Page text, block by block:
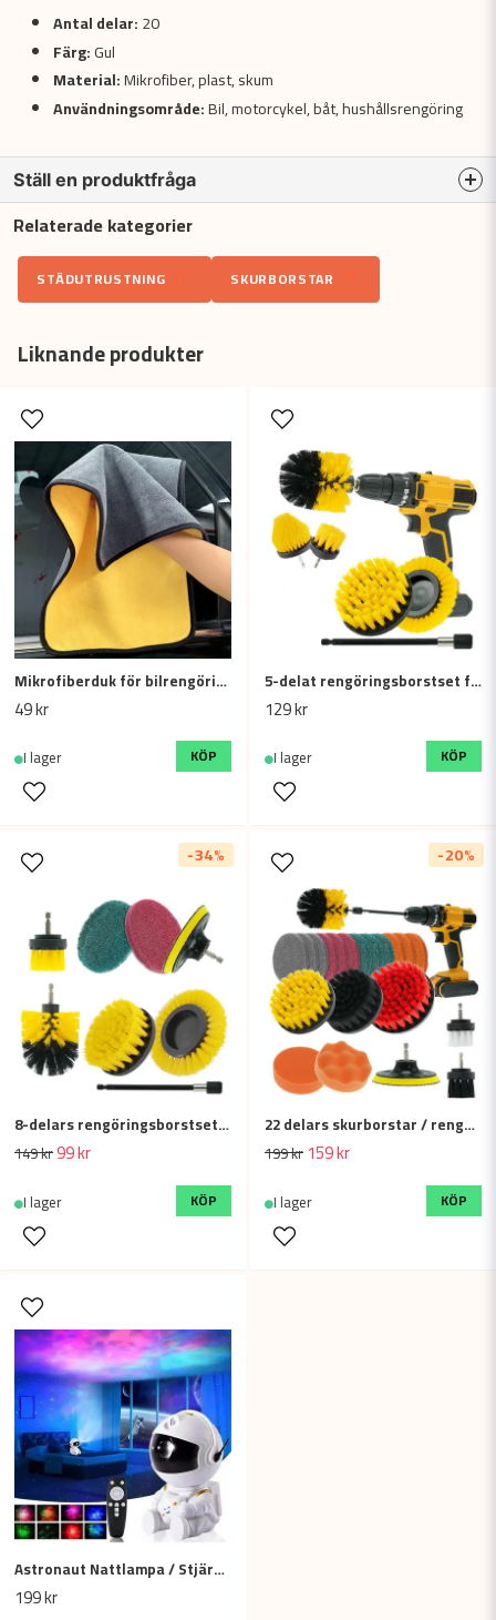
Liknande produkter
Mikrofiberduk för bilrengöring – Tjock, dubbelsidig, 30x30 cm, gul
49 kr
I lager KÖP
5-delat rengöringsborstset för borrmaskin – Effektiv rengöring för hem, bil och badrum
129 kr
I lager KÖP
8-delars rengöringsborstset för borrmaskin
149 kr99 kr
I lager KÖP
-34%
22 delars skurborstar / rengöringsborstar till skruvdragare & borrmaskin
199 kr 159 kr
I lager KÖP
-20%
Astronaut Nattlampa / Stjärnprojektor Galaxylampa - Stjärnhimmel
199 kr
Antal delar:20
Färg:Gul
Material:Mikrofiber, plast, skum
Användningsområde:Bil, motorcykel, båt, hushållsrengöring
Ställ en produktfråga
question
Fråga oss något om denna produkten...
nameNamn
email
Mejladress
Ja, ni får publicera min fråga
Skicka fråga
Relaterade kategorier
STÄDUTRUSTNING SKURBORSTAR